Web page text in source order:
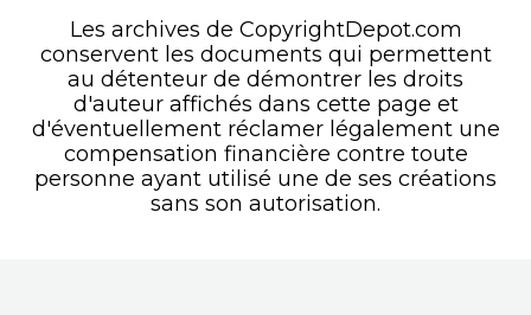
Les archives de CopyrightDepot.com
conservent les documents qui permettent
au détenteur de démontrer les droits
d'auteur affichés dans cette page et
d'éventuellement réclamer légalement une
compensation financière contre toute
personne ayant utilisé une de ses créations
sans son autorisation.